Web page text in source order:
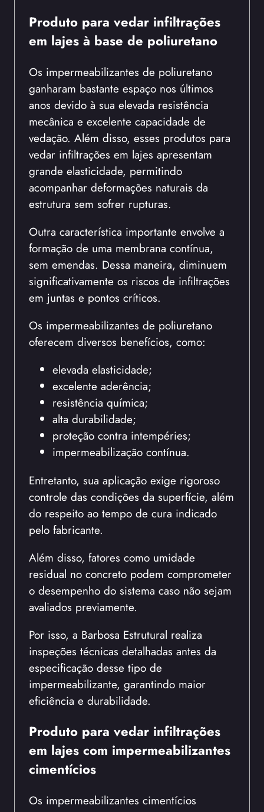
Produto para vedar infiltrações
em lajes à base de poliuretano
Os impermeabilizantes de poliuretano
ganharam bastante espaço nos últimos
anos devido à sua elevada resistência
mecânica e excelente capacidade de
vedação. Além disso, esses produtos para
vedar infiltrações em lajes apresentam
grande elasticidade, permitindo
acompanhar deformações naturais da
estrutura sem sofrer rupturas.
Outra característica importante envolve a
formação de uma membrana contínua,
sem emendas. Dessa maneira, diminuem
significativamente os riscos de infiltrações
em juntas e pontos críticos.
Os impermeabilizantes de poliuretano
oferecem diversos benefícios, como:
elevada elasticidade;
excelente aderência;
resistência química;
alta durabilidade;
proteção contra intempéries;
impermeabilização contínua.
Entretanto, sua aplicação exige rigoroso
controle das condições da superfície, além
do respeito ao tempo de cura indicado
pelo fabricante.
Além disso, fatores como umidade
residual no concreto podem comprometer
o desempenho do sistema caso não sejam
avaliados previamente.
Por isso, a Barbosa Estrutural realiza
inspeções técnicas detalhadas antes da
especificação desse tipo de
impermeabilizante, garantindo maior
eficiência e durabilidade.
Produto para vedar infiltrações
em lajes com impermeabilizantes
cimentícios
Os impermeabilizantes cimentícios